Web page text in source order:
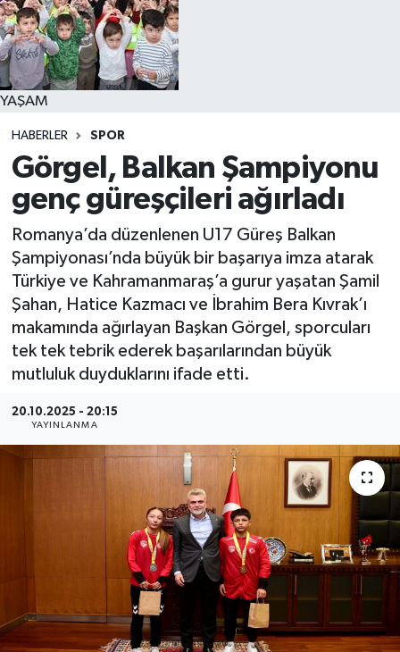
YAŞAM
HABERLER SPOR
Görgel, Balkan Şampiyonu
genç güreşçileri ağırladı
Romanya’da düzenlenen U17 Güreş Balkan
Şampiyonası’nda büyük bir başarıya imza atarak
Türkiye ve Kahramanmaraş’a gurur yaşatan Şamil
Şahan, Hatice Kazmacı ve İbrahim Bera Kıvrak’ı
makamında ağırlayan Başkan Görgel, sporcuları
tek tek tebrik ederek başarılarından büyük
mutluluk duyduklarını ifade etti.
20.10.2025 - 20:15
YAYINLANMA
YAŞAM